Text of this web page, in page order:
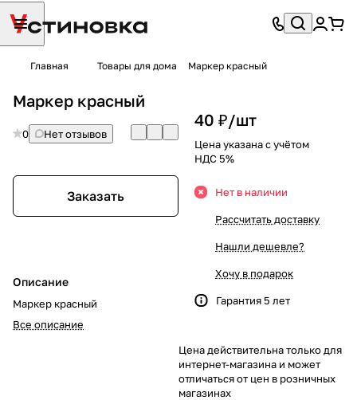
Главная Товары для дома Маркер красный
Маркер красный
0 Нет отзывов
Заказать
Описание
Маркер красный
Все описание
40 ₽/шт
Цена указана с учётом
НДС 5%
Нет в наличии
Рассчитать доставку
Нашли дешевле?
Хочу в подарок
Гарантия 5 лет
Цена действительна только для
интернет-магазина и может
отличаться от цен в розничных
магазинах